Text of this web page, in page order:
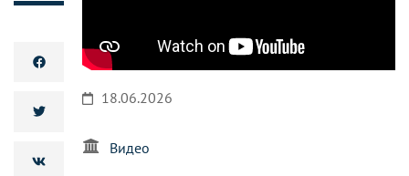
18.06.2026
Видео